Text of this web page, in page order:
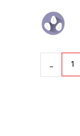
-